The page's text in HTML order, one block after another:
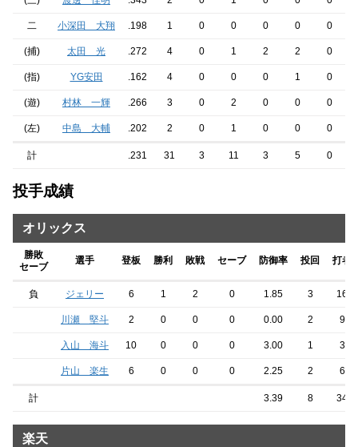
二 小深田 大翔 .198 1 0 0 0 0 0
(捕) 太田 光 .272 4 0 1 2 2 0
(指) YG安田 .162 4 0 0 0 1 0
(遊) 村林 一輝 .266 3 0 2 0 0 0
(左) 中島 大輔 .202 2 0 1 0 0 0
計 .231 31 3 11 3 5 0
投手成績
オリックス
勝敗
セーブ
選手 登板 勝利 敗戦 セーブ 防御率 投回 打者
負 ジェリー 6 1 2 0 1.85 3 16
川瀬 堅斗 2 0 0 0 0.00 2 9
入山 海斗 10 0 0 0 3.00 1 3
片山 楽生 6 0 0 0 2.25 2 6
計 3.39 8 34
楽天